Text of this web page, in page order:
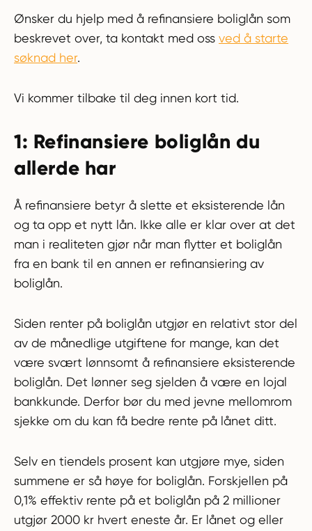
Ønsker du hjelp med å refinansiere boliglån som
beskrevet over, ta kontakt med oss ved å starte
søknad her.
Vi kommer tilbake til deg innen kort tid.
1: Refinansiere boliglån du
allerde har
Å refinansiere betyr å slette et eksisterende lån
og ta opp et nytt lån. Ikke alle er klar over at det
man i realiteten gjør når man flytter et boliglån
fra en bank til en annen er refinansiering av
boliglån.
Siden renter på boliglån utgjør en relativt stor del
av de månedlige utgiftene for mange, kan det
være svært lønnsomt å refinansiere eksisterende
boliglån. Det lønner seg sjelden å være en lojal
bankkunde. Derfor bør du med jevne mellomrom
sjekke om du kan få bedre rente på lånet ditt.
Selv en tiendels prosent kan utgjøre mye, siden
summene er så høye for boliglån. Forskjellen på
0,1% effektiv rente på et boliglån på 2 millioner
utgjør 2000 kr hvert eneste år. Er lånet og eller